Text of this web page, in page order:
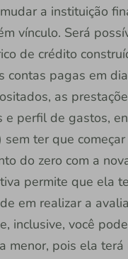
a instituição
vínculo. Será
de crédito
contas pagas em
as
e perfil de gastos,
sem ter que começar
do zero com a
permite que ela
em realizar a
inclusive, você
menor, pois ela terá